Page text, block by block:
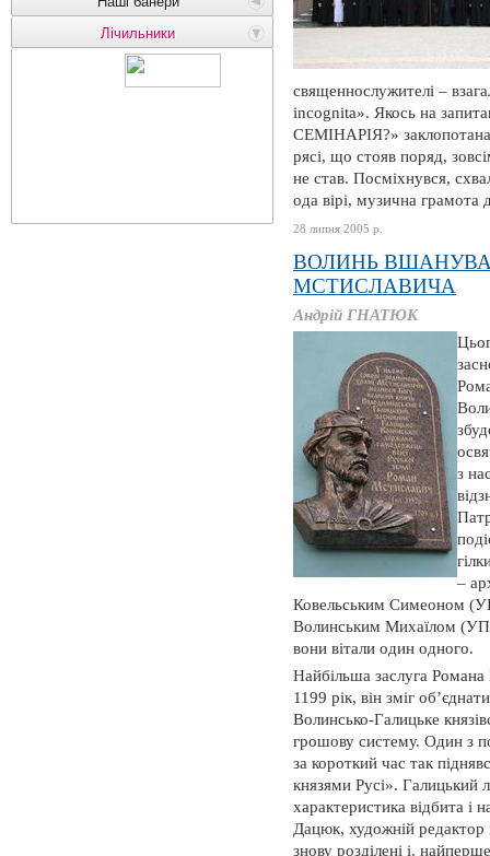
Лічильники
священнослужителі –
incognita». Якось на
СЕМІНАРІЯ?»
рясі, що стояв поряд,
не став. Посміхнувся,
ода вірі, музична грамота
28 липня 2005 р.
ВОЛИНЬ
МСТИСЛАВИЧА
Андрій ГНАТЮК
з
–
Ковельським Симеоном
Волинським Михаїлом
вони вітали один одного.
Найбільша заслуга
1199 рік, він зміг
Волинсько-Галицьке
грошову систему. Один з
за короткий час так
князями Русі». Галицький
характеристика відбита і
Дацюк, художній редактор
знову розділені і,